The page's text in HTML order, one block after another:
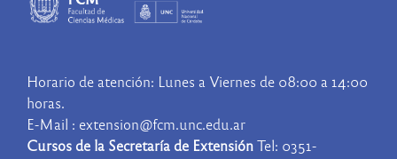
Horario de atención: Lunes a Viernes de 08:00 a 14:00
horas.
E-Mail : extension@fcm.unc.edu.ar
Cursos de la Secretaría de ExtensiónTel: 0351-